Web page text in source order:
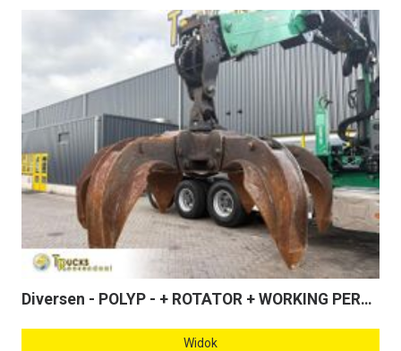
Diversen - POLYP - + ROTATOR + WORKING PERFECTLY
Widok